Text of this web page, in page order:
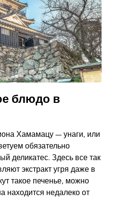
блюдо в
Хамамацу — унаги, или
обязательно
деликатес. Здесь все так
экстракт угря даже в
такое печенье, можно
находится недалеко от